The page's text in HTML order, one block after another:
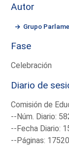
Autor
Grupo
Fase
Celebración
Diario de
Comisión de
--Núm. Diario:
--Fecha Diario:
--Páginas: